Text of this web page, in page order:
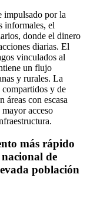
impulsado por la
informales, el
donde el dinero
diarias. El
vinculados al
un flujo
y rurales. La
compartidos y de
áreas con escasa
acceso
más rápido
de
población